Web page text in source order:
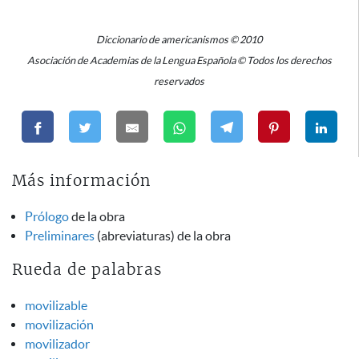
Diccionario de americanismos © 2010
Asociación de Academias de la Lengua Española © Todos los derechos
reservados
Más información
Prólogode la obra
Preliminares (abreviaturas) de la obra
Rueda de palabras
movilizable
movilización
movilizador